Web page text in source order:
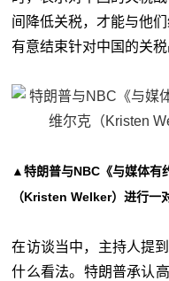
间降低关税，才能与他
有意结束针对中国的关税
▲特朗普与NBC《与媒体有
（Kristen Welker）进行一
在访谈当中，主持人提
什么看法。 特朗普承认